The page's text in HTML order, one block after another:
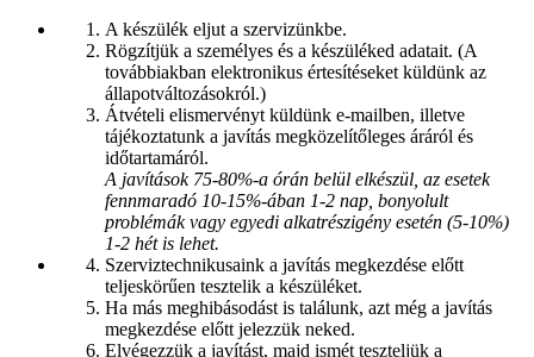
A készülék eljut a szervizünkbe.
Rögzítjük a személyes és a készüléked adatait. (A
továbbiakban elektronikus értesítéseket küldünk az
állapotváltozásokról.)
Átvételi elismervényt küldünk e-mailben, illetve
tájékoztatunk a javítás megközelítőleges áráról és
időtartamáról.
A javítások 75-80%-a órán belül elkészül, az esetek
fennmaradó 10-15%-ában 1-2 nap, bonyolult
problémák vagy egyedi alkatrészigény esetén (5-10%)
1-2 hét is lehet.
Szerviztechnikusaink a javítás megkezdése előtt
teljeskörűen tesztelik a készüléket.
Ha más meghibásodást is találunk, azt még a javítás
megkezdése előtt jelezzük neked.
Elvégezzük a javítást, majd ismét teszteljük a